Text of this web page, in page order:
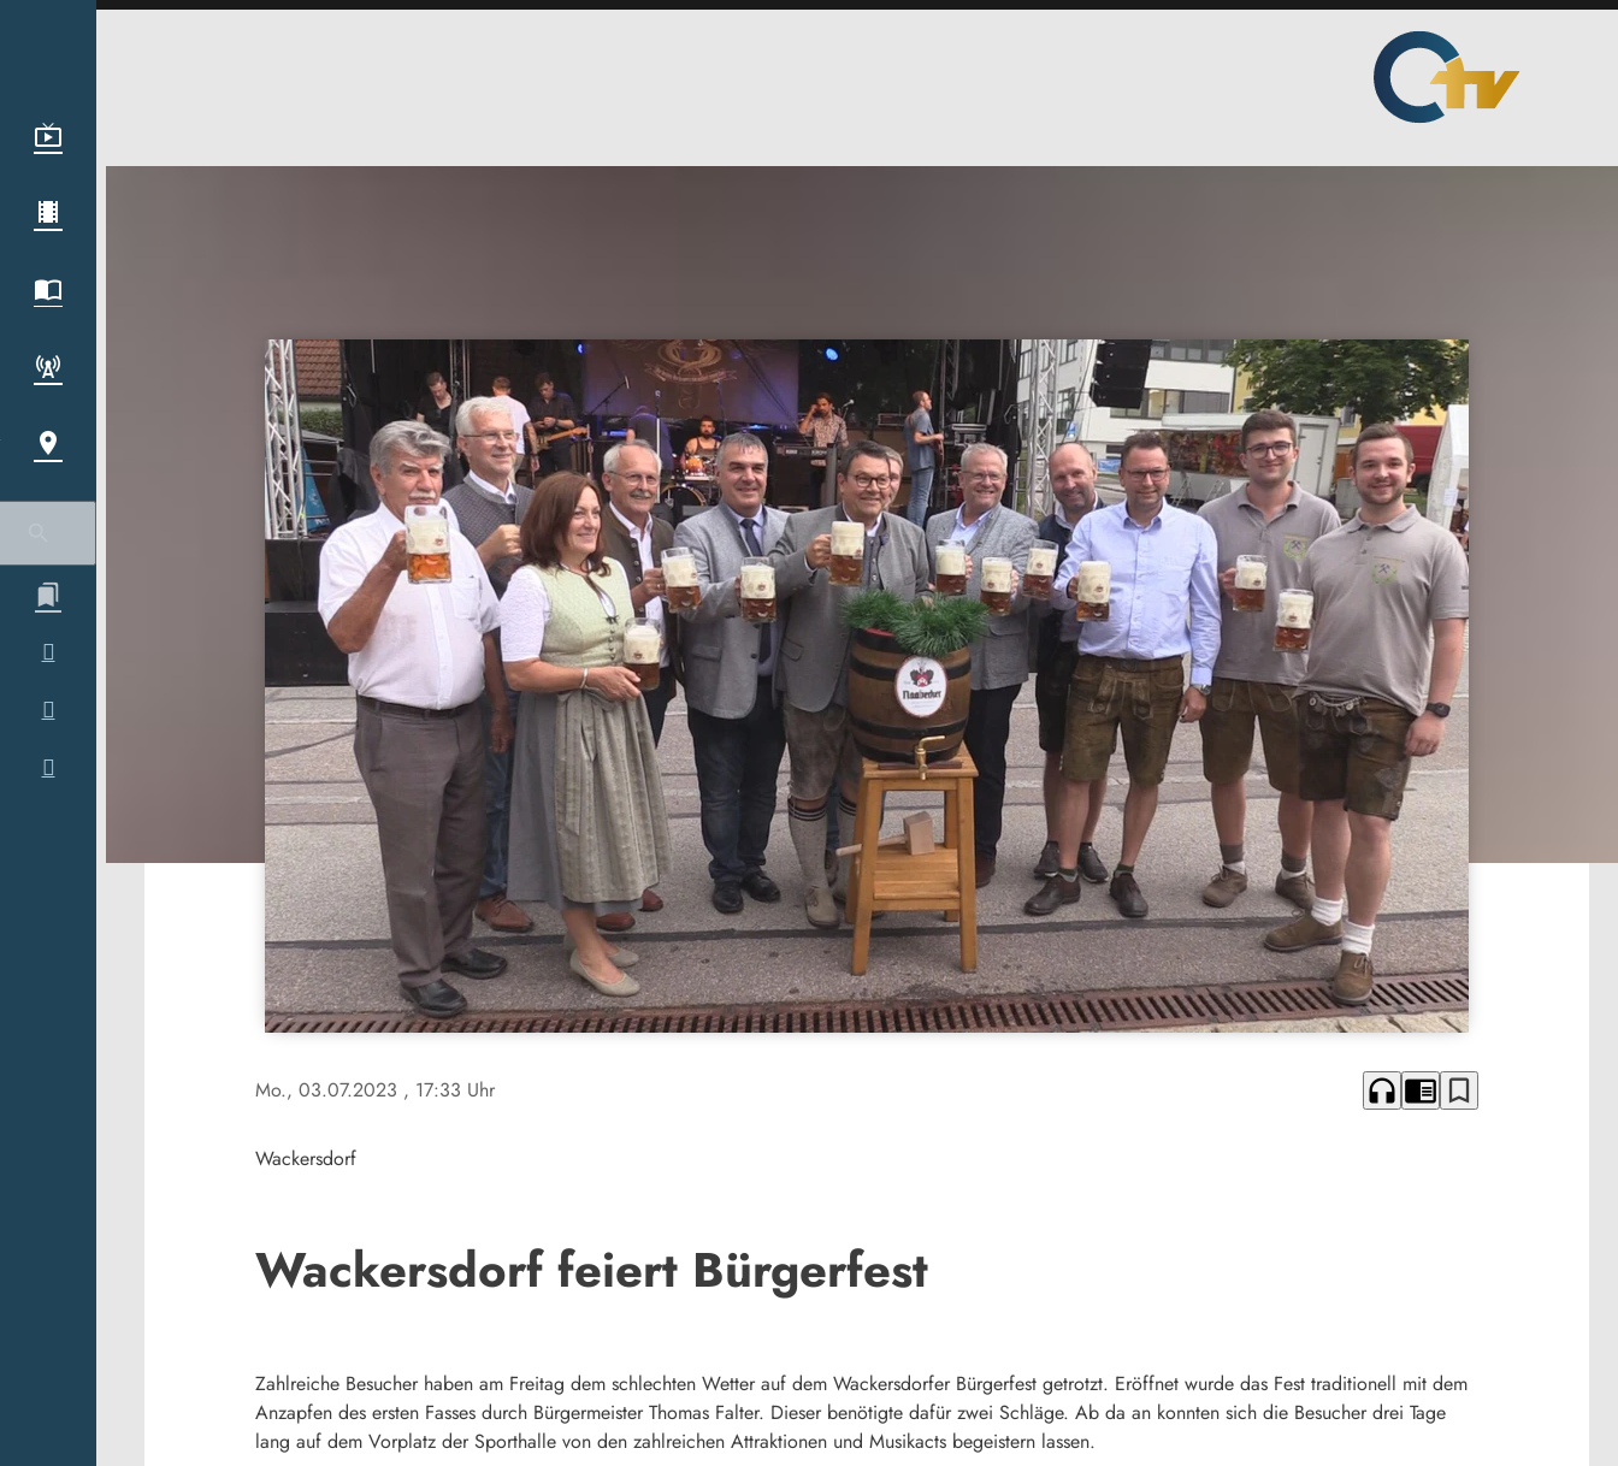
Mo., 03.07.2023 , 17:33 Uhr headphones chrome_reader_mode bookmark_border
Wackersdorf
Wackersdorf feiert Bürgerfest
Zahlreiche Besucher haben am Freitag dem schlechten Wetter auf dem Wackersdorfer Bürgerfest getrotzt. Eröffnet wurde das Fest traditionell mit dem
Anzapfen des ersten Fasses durch Bürgermeister Thomas Falter. Dieser benötigte dafür zwei Schläge. Ab da an konnten sich die Besucher drei Tage
lang auf dem Vorplatz der Sporthalle von den zahlreichen Attraktionen und Musikacts begeistern lassen.